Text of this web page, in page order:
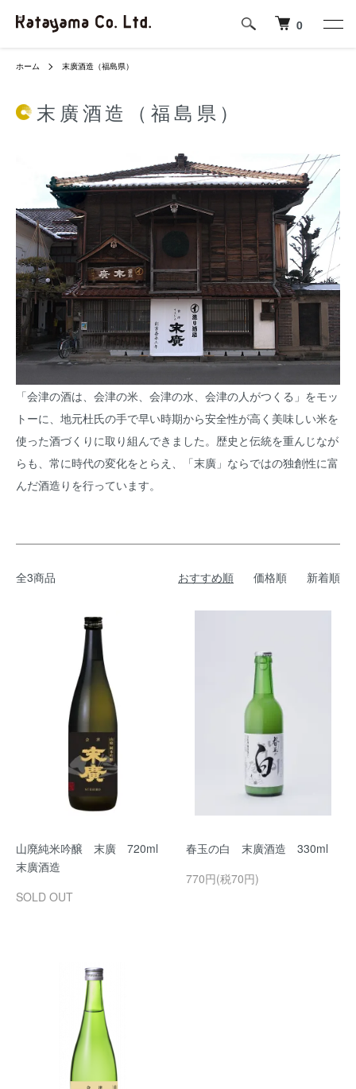
0
ホーム 末廣酒造（福島県）
末廣酒造（福島県）
「会津の酒は、会津の米、会津の水、会津の人がつくる」をモッ
トーに、地元杜氏の手で早い時期から安全性が高く美味しい米を
使った酒づくりに取り組んできました。歴史と伝統を重んじなが
らも、常に時代の変化をとらえ、「末廣」ならではの独創性に富
んだ酒造りを行っています。
全3商品 おすすめ順 価格順 新着順
山廃純米吟醸 末廣 720ml
末廣酒造
SOLD OUT
春玉の白 末廣酒造 330ml
770円(税70円)